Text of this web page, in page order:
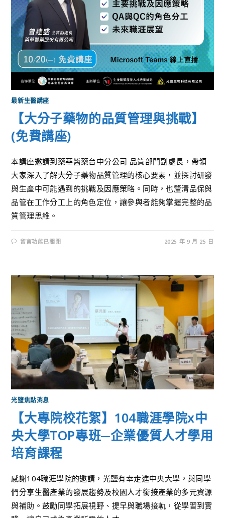
最新生醫講座
【大分子藥物的品質管理與挑戰】
(免費講座)
本講座邀請到藥華醫藥台中分公司 品質部門副處長，帶領
大家深入了解大分子藥物品質管理的核心要素，並探討研發
與生產中可能遇到的挑戰及因應策略。同時，也釐清品保與
品管在工作分工上的角色定位，讓參與者能夠掌握完整的品
質管理思維。
留言功能已關閉 2025 年 9 月 25 日
光鹽焦點消息
【大專院校花絮】104職涯學院x中
央大學TOP專班─企業優質人才學用
培育課程
感謝104職涯學院的邀請，光鹽有幸走進中央大學，與同學
們分享生醫產業的發展趨勢及校園人才銜接產業的多元資源
與補助。鼓勵同學拓展視野、提早與職場接軌，從學習到實